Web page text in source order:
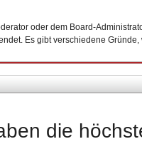
oder dem Board-
Es gibt verschiedene
die